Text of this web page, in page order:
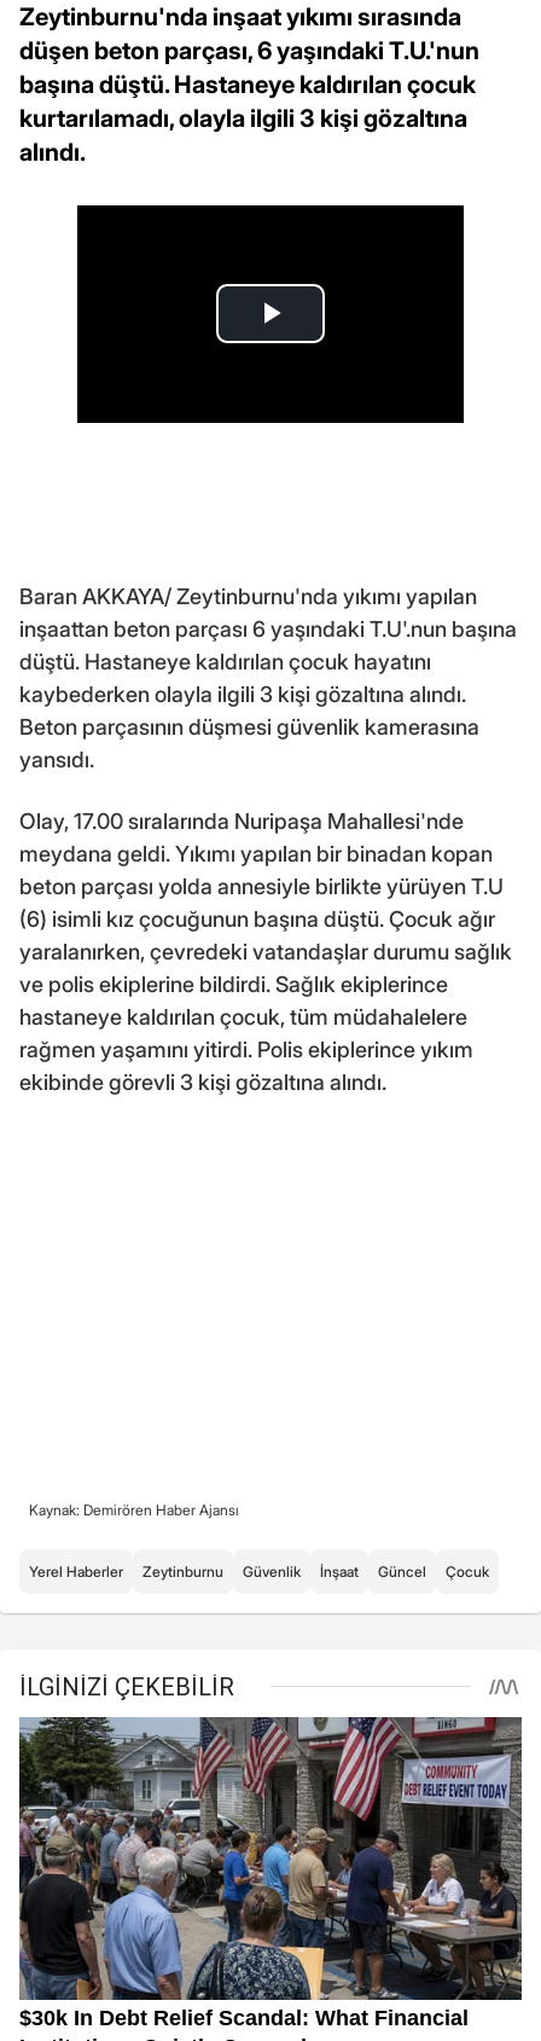
Zeytinburnu'nda inşaat yıkımı sırasında
düşen beton parçası, 6 yaşındaki T.U.'nun
başına düştü. Hastaneye kaldırılan çocuk
kurtarılamadı, olayla ilgili 3 kişi gözaltına
alındı.
Baran AKKAYA/ Zeytinburnu'nda yıkımı yapılan
inşaattan beton parçası 6 yaşındaki T.U'.nun başına
düştü. Hastaneye kaldırılan çocuk hayatını
kaybederken olayla ilgili 3 kişi gözaltına alındı.
Beton parçasının düşmesi güvenlik kamerasına
yansıdı.
Olay, 17.00 sıralarında Nuripaşa Mahallesi'nde
meydana geldi. Yıkımı yapılan bir binadan kopan
beton parçası yolda annesiyle birlikte yürüyen T.U
(6) isimli kız çocuğunun başına düştü. Çocuk ağır
yaralanırken, çevredeki vatandaşlar durumu sağlık
ve polis ekiplerine bildirdi. Sağlık ekiplerince
hastaneye kaldırılan çocuk, tüm müdahalelere
rağmen yaşamını yitirdi. Polis ekiplerince yıkım
ekibinde görevli 3 kişi gözaltına alındı.
Kaynak: Demirören Haber Ajansı
Yerel Haberler Zeytinburnu Güvenlik İnşaat Güncel Çocuk